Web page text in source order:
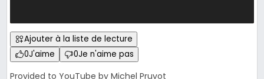
Ajouter à la liste de lecture
0J'aime 0Je n'aime pas
Provided to YouTube by Michel Pruvot